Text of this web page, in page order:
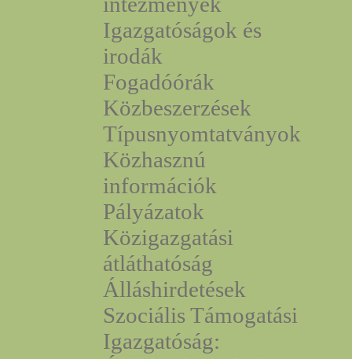
Igazgatóságok és
irodák
Fogadóórák
Közbeszerzések
Típusnyomtatványok
Közhasznú
információk
Pályázatok
Közigazgatási
átláthatóság
Álláshirdetések
Szociális Támogatási
Igazgatóság: